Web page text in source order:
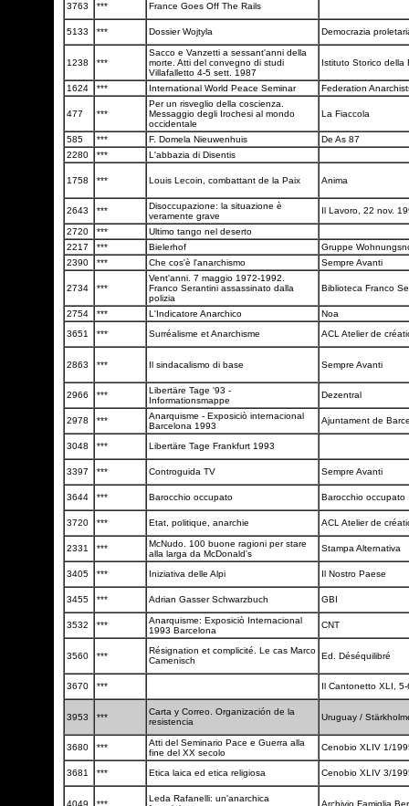
3763
*** France Goes Off The Rails
5133 *** Dossier Wojtyla Democrazia
1238 ***
Sacco e Vanzetti a sessant'anni della
morte. Atti del convegno di studi
Villafalletto 4-5 sett. 1987
Istituto Storico della
1624 *** International World Peace Seminar Federation
477 ***
Per un risveglio della coscienza.
Messaggio degli Irochesi al mondo
occidentale
La Fiaccola
585 *** F. Domela Nieuwenhuis
De As 87
2280
*** L'abbazia di Disentis
1758 *** Louis Lecoin, combattant de la Paix Anima
2643 ***
Disoccupazione: la situazione è
veramente grave
Il Lavoro, 22 nov.
2720 ***
Ultimo tango nel deserto
2217
*** Bielerhof
Gruppe
2390
*** Che cos'è l'anarchismo Sempre Avanti
2734 ***
Vent'anni. 7 maggio 1972-1992.
Franco Serantini assassinato dalla
polizia
Biblioteca Franco
2754 *** L'Indicatore Anarchico
Noa
3651
*** Surréalisme et Anarchisme ACL Atelier de
2863 *** Il sindacalismo di base Sempre Avanti
2966 ***
Libertäre Tage '93 -
Informationsmappe
Dezentral
2978 ***
Anarquisme - Exposiciò internacional
Barcelona 1993
Ajuntament de
3048 *** Libertäre Tage Frankfurt 1993
3397 *** Controguida TV Sempre Avanti
3644 *** Barocchio occupato Barocchio occupato
3720 *** Etat, politique, anarchie ACL Atelier de
2331 ***
McNudo. 100 buone ragioni per stare
alla larga da McDonald's
Stampa Alternativa
3405 *** Iniziativa delle Alpi Il Nostro Paese
3455 *** Adrian Gasser Schwarzbuch GBI
3532 ***
Anarquisme: Exposiciò Internacional
1993 Barcelona
CNT
3560 ***
Résignation et complicité. Le cas Marco
Camenisch
Ed. Déséquilibré
3670 *** Il Cantonetto XLI,
3953 ***
Carta y Correo. Organización de la
resistencia
Uruguay /
3680 ***
Atti del Seminario Pace e Guerra alla
fine del XX secolo
Cenobio XLIV 1/
3681 *** Etica laica ed etica religiosa Cenobio XLIV 3/
4049 ***
Leda Rafanelli: un'anarchica
Archivio Famiglia